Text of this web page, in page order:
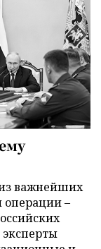
важнейших
операции –